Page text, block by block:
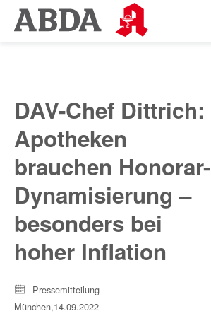
Springe
direkt
zur
Meta-
Navigation
Inhalt
zur
Suche
DAV-Chef Dittrich:
Apotheken
brauchen Honorar-
Dynamisierung –
besonders bei
hoher Inflation
Pressemitteilung
München,14.09.2022